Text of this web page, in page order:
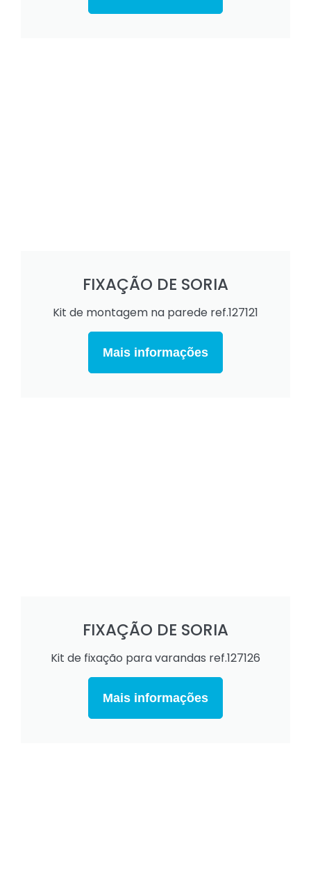
FIXAÇÃO DE SORIA
Kit de montagem na parede ref.127121
Mais informações
FIXAÇÃO DE SORIA
Kit de fixação para varandas ref.127126
Mais informações